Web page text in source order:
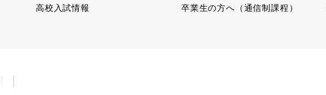
高校入試情報
卒業生の方へ（通信制課程）